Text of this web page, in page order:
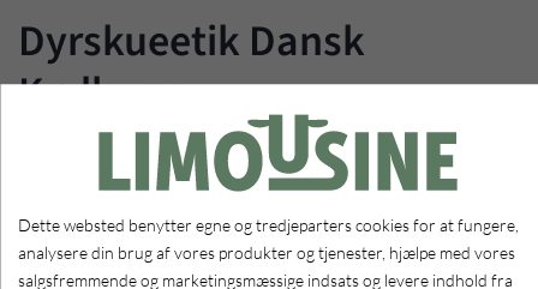
Dyrskueetik Dansk
Kødkvæg
Dansk Limousine Forening er medunderskriver af Dansk Kødkvægs
dyrskue-etiske retningslinjer
LÆS PUBLIKATION
Dette websted benytter egne og tredjeparters cookies for at fungere,
analysere din brug af vores produkter og tjenester, hjælpe med vores
salgsfremmende og marketingsmæssige indsats og levere indhold fra